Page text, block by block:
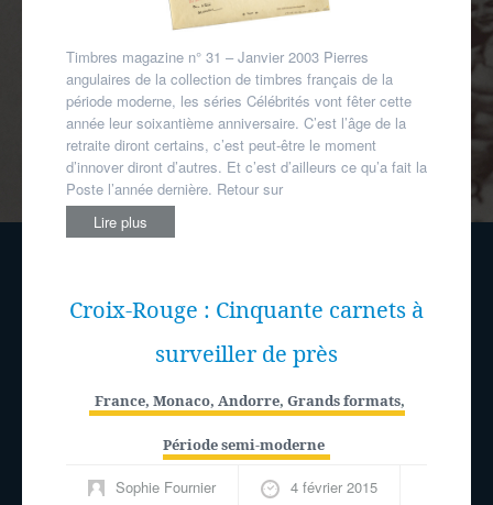
Timbres magazine n° 31 – Janvier 2003 Pierres
angulaires de la collection de timbres français de la
période moderne, les séries Célébrités vont fêter cette
année leur soixantième anniversaire. C’est l’âge de la
retraite diront certains, c’est peut-être le moment
d’innover diront d’autres. Et c’est d’ailleurs ce qu’a fait la
Poste l’année dernière. Retour sur
Lire plus
Croix-Rouge : Cinquante carnets à
surveiller de près
France, Monaco, Andorre, Grands formats,
Période semi-moderne
Sophie Fournier 4 février 2015